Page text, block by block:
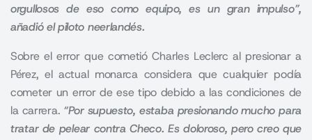
orgullosos de eso como equipo, es un gran impulso”,
añadió el piloto neerlandés.
Sobre el error que cometióCharles Leclerc al presionar a
Pérez, el actual monarca considera que cualquier podía
cometer un error de ese tipo debido a las condiciones de
la carrera. “Por supuesto, estaba presionando mucho para
tratar de pelear contra Checo. Es doloroso, pero creo que